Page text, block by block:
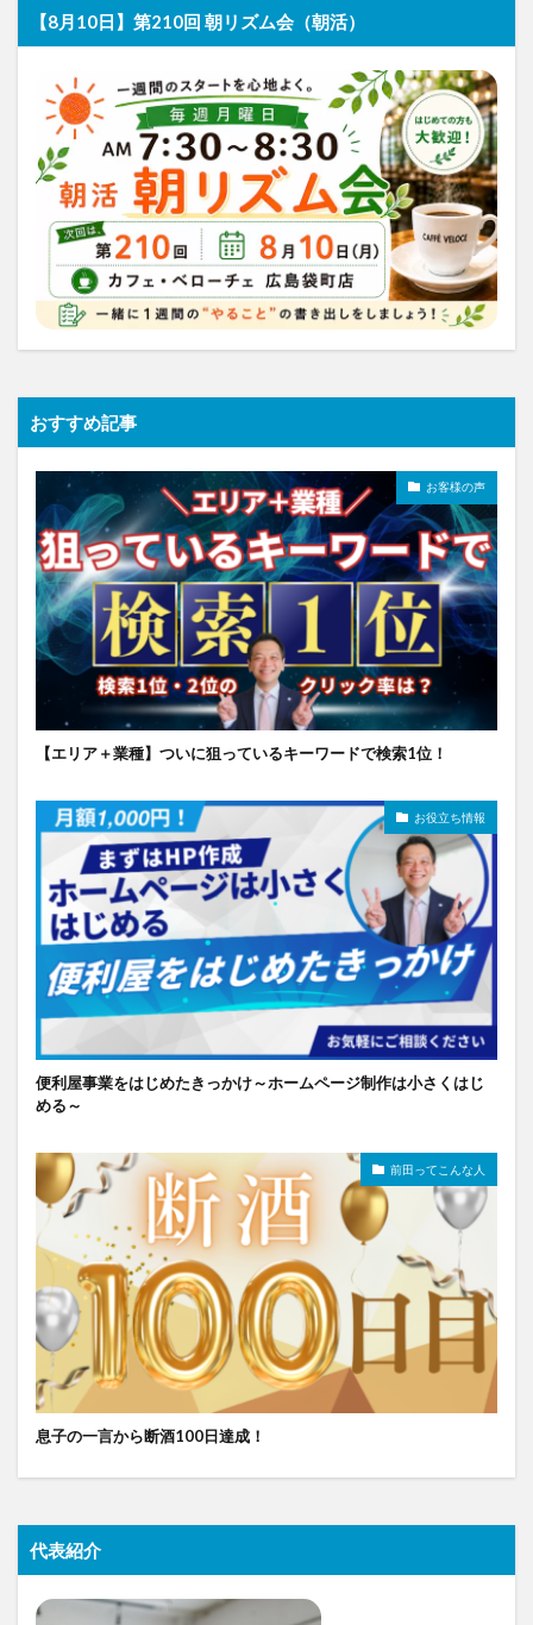
【8月10日】第210回 朝リズム会（朝活）
おすすめ記事
お客様の声
【エリア＋業種】ついに狙っているキーワードで検索1位！
お役立ち情報
便利屋事業をはじめたきっかけ～ホームページ制作は小さくはじ
める～
前田ってこんな人
息子の一言から断酒100日達成！
代表紹介